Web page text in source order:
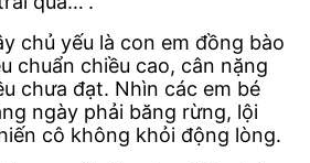
chủ yếu là con em đồng bào
chuẩn chiều cao, cân nặng
chưa đạt. Nhìn các em bé
ngày phải băng rừng, lội
cô không khỏi động lòng.